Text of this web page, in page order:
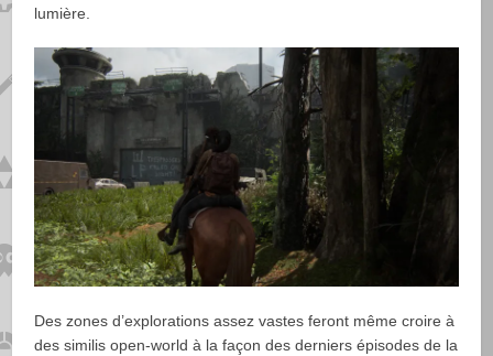
lumière.
Des zones d’explorations assez vastes feront même croire à
des similis open-world à la façon des derniers épisodes de la